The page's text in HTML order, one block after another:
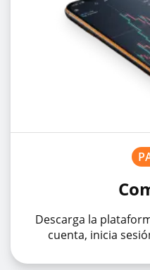
Descarga la
cuenta, inicia